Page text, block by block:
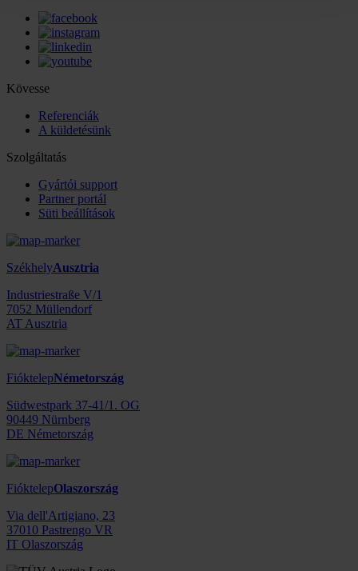
Kövesse
Referenciák
A küldetésünk
Szolgáltatás
Gyártói support
Partner portál
Süti beállítások
SzékhelyAusztria
Industriestraße V/1
7052 Müllendorf
AT Ausztria
FióktelepNémetország
Südwestpark 37-41/1. OG
90449 Nürnberg
DE Németország
FióktelepOlaszország
Via dell'Artigiano, 23
37010 Pastrengo VR
IT Olaszország